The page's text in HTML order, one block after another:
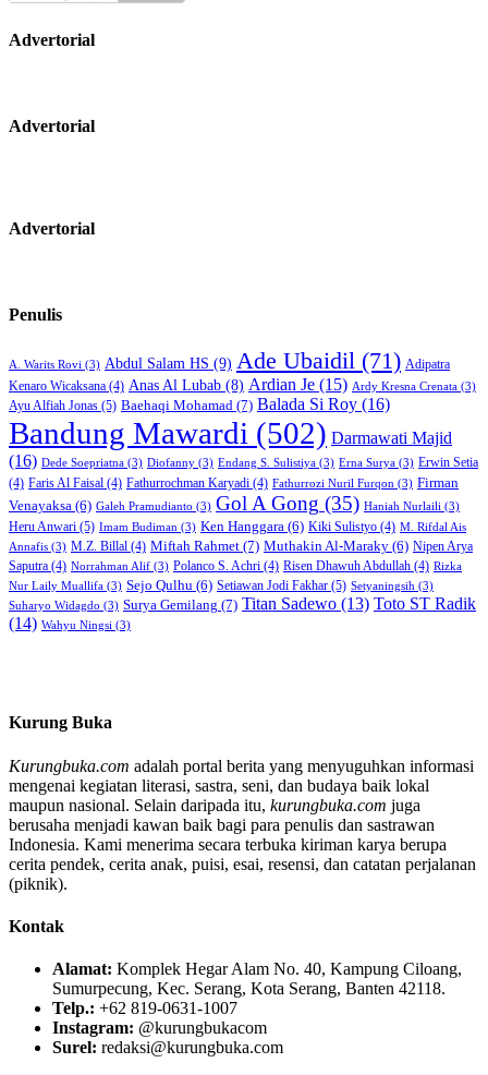
Advertorial
Advertorial
Advertorial
Penulis
A. Warits Rovi (3) Abdul Salam HS (9) Ade Ubaidil (71) Adipatra
Kenaro Wicaksana (4) Anas Al Lubab (8) Ardian Je (15) Ardy Kresna Crenata (3)
Ayu Alfiah Jonas (5) Baehaqi Mohamad (7) Balada Si Roy (16)
Bandung Mawardi (502) Darmawati Majid
(16) Dede Soepriatna (3) Diofanny (3) Endang S. Sulistiya (3) Erna Surya (3) Erwin Setia
(4) Faris Al Faisal (4) Fathurrochman Karyadi (4) Fathurrozi Nuril Furqon (3) Firman
Venayaksa (6) Galeh Pramudianto (3) Gol A Gong (35) Haniah Nurlaili (3)
Heru Anwari (5) Imam Budiman (3) Ken Hanggara (6) Kiki Sulistyo (4) M. Rifdal Ais
Annafis (3) M.Z. Billal (4) Miftah Rahmet (7) Muthakin Al-Maraky (6) Nipen Arya
Saputra (4) Norrahman Alif (3) Polanco S. Achri (4) Risen Dhawuh Abdullah (4) Rizka
Nur Laily Muallifa (3) Sejo Qulhu (6) Setiawan Jodi Fakhar (5) Setyaningsih (3)
Suharyo Widagdo (3) Surya Gemilang (7) Titan Sadewo (13) Toto ST Radik
(14) Wahyu Ningsi (3)
Kurung Buka
Kurungbuka.com adalah portal berita yang menyuguhkan informasi
mengenai kegiatan literasi, sastra, seni, dan budaya baik lokal
maupun nasional. Selain daripada itu, kurungbuka.com juga
berusaha menjadi kawan baik bagi para penulis dan sastrawan
Indonesia. Kami menerima secara terbuka kiriman karya berupa
cerita pendek, cerita anak, puisi, esai, resensi, dan catatan perjalanan
(piknik).
Kontak
Alamat: Komplek Hegar Alam No. 40, Kampung Ciloang,
Sumurpecung, Kec. Serang, Kota Serang, Banten 42118.
Telp.: +62 819-0631-1007
Instagram: @kurungbukacom
Surel: redaksi@kurungbuka.com